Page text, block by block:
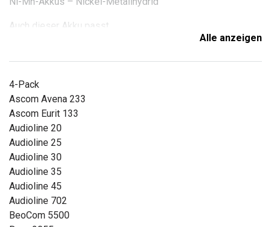
Auch dieser Akku passt
Topcom Butler 170
Topcom Butler 575+
Topcom Butler 2000
Doro
Doro 2055
Doro 2400
Doro 2600
Doro 6000
Doro 6050
Alle anzeigen
4-Pack
Ascom Avena 233
Ascom Eurit 133
Audioline 20
Audioline 25
Audioline 30
Audioline 35
Audioline 45
Audioline 702
BeoCom 5500